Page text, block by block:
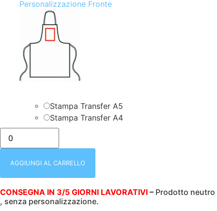
Personalizzazione Fronte
Stampa Transfer A5
Stampa Transfer A4
GREMBIULE
PETTORINA
CON
|
|
70X64
AGGIUNGI AL CARRELLO
CONSEGNA IN 3/5 GIORNI LAVORATIVI – Prodotto neutro
, senza personalizzazione.